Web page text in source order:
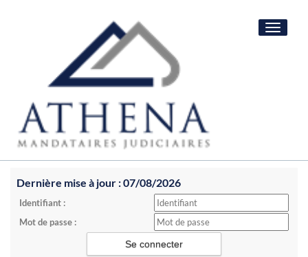
Toggle
Dernière mise à jour : 07/08/2026
Identifiant :
Mot de passe :